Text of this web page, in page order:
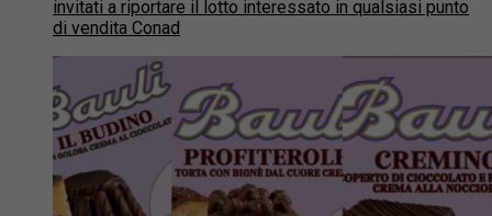
invitati a riportare il lotto interessato in qualsiasi punto
di vendita Conad